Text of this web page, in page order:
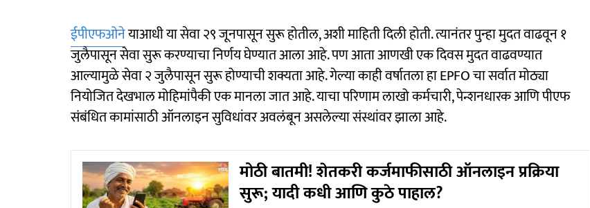
ईपीएफओनेयाआधी या सेवा २९ जूनपासून सुरू होतील, अशी माहिती दिली होती. त्यानंतर पुन्हा मुदत वाढवून १
जुलैपासून सेवा सुरू करण्याचा निर्णय घेण्यात आला आहे. पण आता आणखी एक दिवस मुदत वाढवण्यात
आल्यामुळे सेवा २ जुलैपासून सुरू होण्याची शक्यता आहे. गेल्या काही वर्षातला हा EPFO चा सर्वात मोठ्या
नियोजित देखभाल मोहिमांपैकी एक मानला जात आहे. याचा परिणाम लाखो कर्मचारी, पेन्शनधारक आणि पीएफ
संबंधित कामांसाठी ऑनलाइन सुविधांवर अवलंबून असलेल्या संस्थांवर झाला आहे.
मोठी बातमी! शेतकरी कर्जमाफीसाठी ऑनलाइन प्रक्रिया
सुरू; यादी कधी आणि कुठे पाहाल?